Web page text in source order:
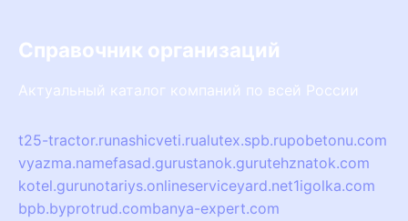
Справочник организаций
Актуальный каталог компаний по всей России
t25-tractor.runashicveti.rualutex.spb.rupobetonu.com
vyazma.namefasad.gurustanok.gurutehznatok.com
kotel.gurunotariys.onlineserviceyard.net1igolka.com
bpb.byprotrud.combanya-expert.com